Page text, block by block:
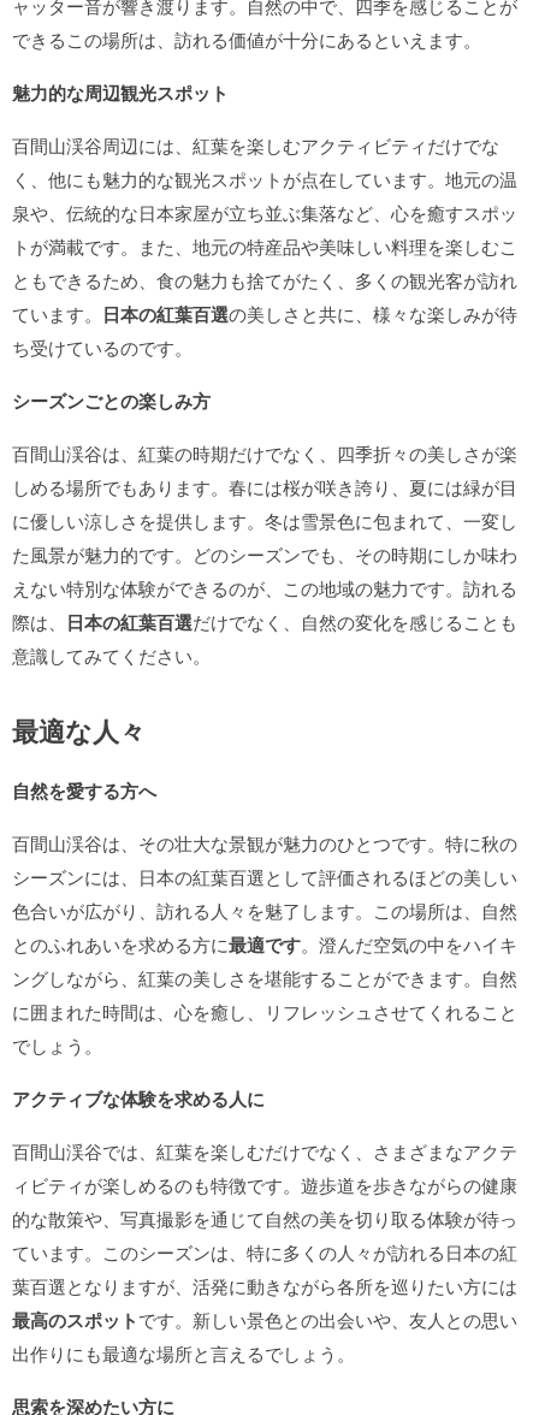
ャッター音が響き渡ります。自然の中で、四季を感じることが
できるこの場所は、訪れる価値が十分にあるといえます。
魅力的な周辺観光スポット
百間山渓谷周辺には、紅葉を楽しむアクティビティだけでな
く、他にも魅力的な観光スポットが点在しています。地元の温
泉や、伝統的な日本家屋が立ち並ぶ集落など、心を癒すスポッ
トが満載です。また、地元の特産品や美味しい料理を楽しむこ
ともできるため、食の魅力も捨てがたく、多くの観光客が訪れ
ています。 日本の紅葉百選の美しさと共に、様々な楽しみが待
ち受けているのです。
シーズンごとの楽しみ方
百間山渓谷は、紅葉の時期だけでなく、四季折々の美しさが楽
しめる場所でもあります。春には桜が咲き誇り、夏には緑が目
に優しい涼しさを提供します。冬は雪景色に包まれて、一変し
た風景が魅力的です。どのシーズンでも、その時期にしか味わ
えない特別な体験ができるのが、この地域の魅力です。訪れる
際は、 日本の紅葉百選だけでなく、自然の変化を感じることも
意識してみてください。
最適な人々
自然を愛する方へ
百間山渓谷は、その壮大な景観が魅力のひとつです。特に秋の
シーズンには、日本の紅葉百選として評価されるほどの美しい
色合いが広がり、訪れる人々を魅了します。この場所は、自然
とのふれあいを求める方に最適です。澄んだ空気の中をハイキ
ングしながら、紅葉の美しさを堪能することができます。自然
に囲まれた時間は、心を癒し、リフレッシュさせてくれること
でしょう。
アクティブな体験を求める人に
百間山渓谷では、紅葉を楽しむだけでなく、さまざまなアクテ
ィビティが楽しめるのも特徴です。遊歩道を歩きながらの健康
的な散策や、写真撮影を通じて自然の美を切り取る体験が待っ
ています。このシーズンは、特に多くの人々が訪れる日本の紅
葉百選となりますが、活発に動きながら各所を巡りたい方には
最高のスポットです。新しい景色との出会いや、友人との思い
出作りにも最適な場所と言えるでしょう。
思索を深めたい方に